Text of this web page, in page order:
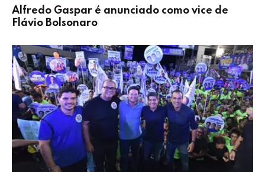
Alfredo Gaspar é anunciado como vice de
Flávio Bolsonaro